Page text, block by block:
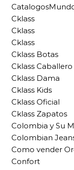
Cklass
Cklass
Cklass
Cklass Botas
Cklass Caballero
Cklass Dama
Cklass Kids
Cklass Oficial
Cklass Zapatos
Colombia y Su
Colombian
Como vender
Confort